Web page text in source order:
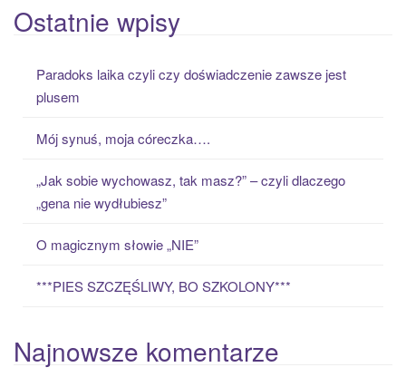
a
r
Ostatnie wpisy
Paradoks laika czyli czy doświadczenie zawsze jest
plusem
Mój synuś, moja córeczka….
„Jak sobie wychowasz, tak masz?” – czyli dlaczego
„gena nie wydłubiesz”
O magicznym słowie „NIE”
***PIES SZCZĘŚLIWY, BO SZKOLONY***
Najnowsze komentarze